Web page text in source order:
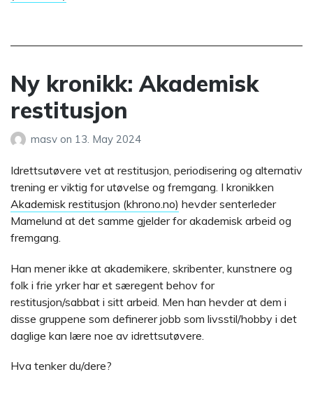
Ny kronikk: Akademisk
restitusjon
masv on 13. May 2024
Idrettsutøvere vet at restitusjon, periodisering og alternativ
trening er viktig for utøvelse og fremgang. I kronikken
Akademisk restitusjon (khrono.no) hevder senterleder
Mamelund at det samme gjelder for akademisk arbeid og
fremgang.
Han mener ikke at akademikere, skribenter, kunstnere og
folk i frie yrker har et særegent behov for
restitusjon/sabbat i sitt arbeid. Men han hevder at dem i
disse gruppene som definerer jobb som livsstil/hobby i det
daglige kan lære noe av idrettsutøvere.
Hva tenker du/dere?